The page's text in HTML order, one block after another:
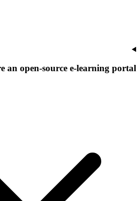
an open-source e-learning portal?